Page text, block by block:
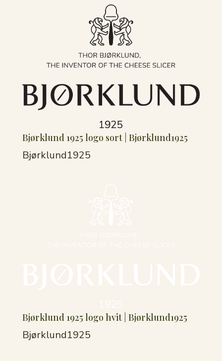
Bjørklund 1925 logo sort | Bjørklund1925
Bjørklund1925
Bjørklund 1925 logo hvit | Bjørklund1925
Bjørklund1925